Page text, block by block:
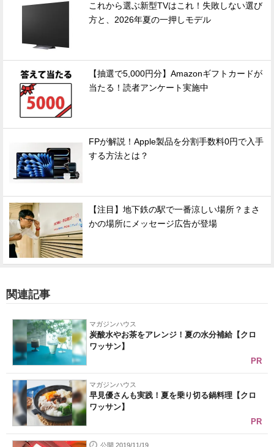
これから選ぶ新型TVはこれ！失敗しない選び
方と、2026年夏の一押しモデル
【抽選で5,000円分】Amazonギフトカードが
当たる！読者アンケート実施中
FPが解説！Apple製品を分割手数料0円で入手
する方法とは？
【注目】地下鉄の駅で一番涼しい場所？まさ
かの場所にメッセージ広告が登場
関連記事
マガジンハウス
炭酸水やお茶をアレンジ！夏の水分補給【クロ
ワッサン】
PR
マガジンハウス
早見優さんも実践！夏を乗り切る鍋料理【クロ
ワッサン】
PR
公開 2019/11/19